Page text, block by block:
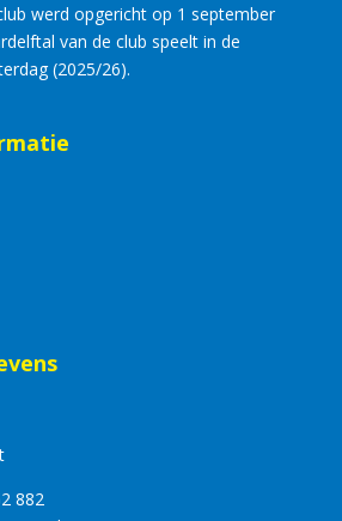
werd opgericht op 1 september
van de club speelt in de
(2025/26).
882